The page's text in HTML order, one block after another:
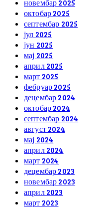
новембар 2025
октобар 2025
септембар 2025
јул 2025
јун 2025
мај 2025
април 2025
март 2025
фебруар 2025
децембар 2024
октобар 2024
септембар 2024
август 2024
мај 2024
април 2024
март 2024
децембар 2023
новембар 2023
април 2023
март 2023